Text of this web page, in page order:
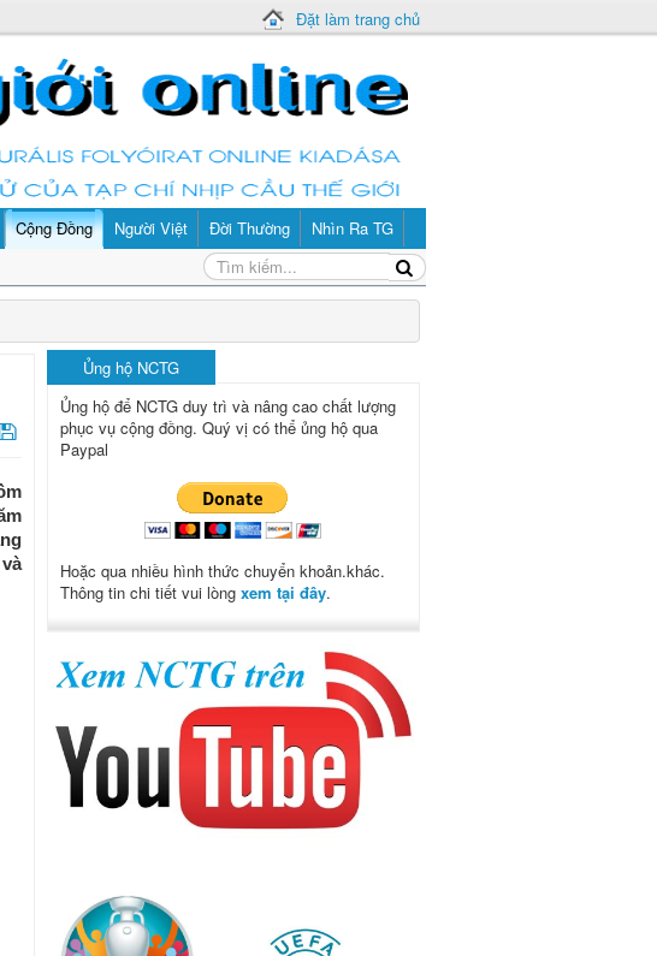
Đặt làm trang chủ
Cộng Đồng Người Việt Đời Thường Nhìn Ra TG
Ủng hộ NCTG
Ủng hộ để NCTG duy trì và nâng cao chất lượng
phục vụ cộng đồng. Quý vị có thể ủng hộ qua
Paypal
Hoặc qua nhiều hình thức chuyển khoản.khác.
Thông tin chi tiết vui lòng xem tại đây.